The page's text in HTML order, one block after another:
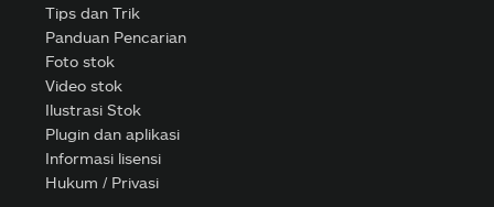
Tips dan Trik
Panduan Pencarian
Foto stok
Video stok
Ilustrasi Stok
Plugin dan aplikasi
Informasi lisensi
Hukum / Privasi